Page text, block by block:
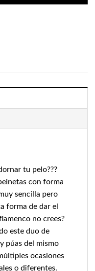
tu pelo???
con forma
sencilla pero
forma de dar el
no crees?
este duo de
púas del mismo
ocasiones
o diferentes.